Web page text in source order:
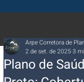
Plano de
Arpe Corretora de
2 de set. de 2025 3